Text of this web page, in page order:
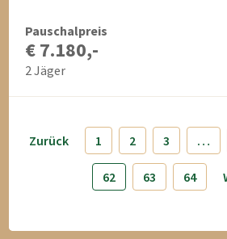
Pauschalpreis
€ 7.180,-
2 Jäger
Zurück 1 2 3 …
62 63 64